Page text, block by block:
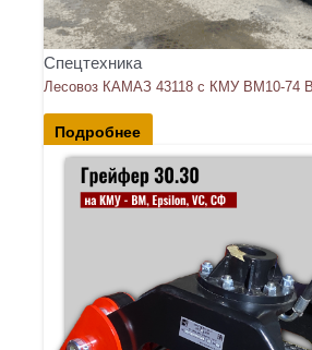
Спецтехника
Лесовоз КАМАЗ 43118 с КМУ ВМ10-74
Подробнее